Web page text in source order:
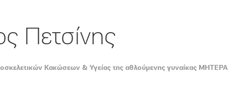
Πετσίνης
Κακώσεων & Υγείας της αθλούμενης γυναίκας ΜΗΤΕΡΑ